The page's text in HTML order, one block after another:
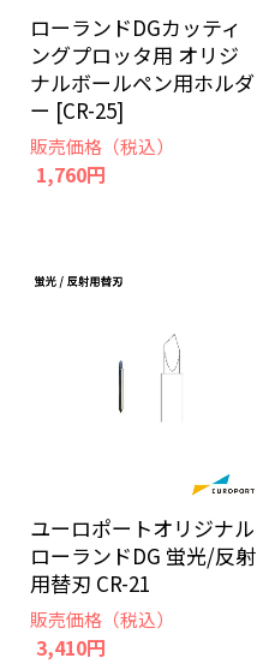
ローランドDGカッティ
ングプロッタ用 オリジ
ナルボールペン用ホルダ
ー [CR-25]
販売価格（税込）
1,760円
ユーロポートオリジナル
ローランドDG 蛍光/反射
用替刃 CR-21
販売価格（税込）
3,410円